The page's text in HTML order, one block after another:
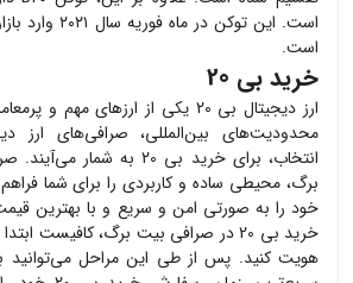
است. این توکن در
است.
خرید بی 20
ارز دیجیتال بی 20
یکی از ارزهای مهم و
محدودیت‌های بین‌المللی، صرافی‌های ارز
انتخاب، برای خرید بی 20
به شمار می‌آیند.
برگ، محیطی ساده و کاربردی را برای شما فراهم
خود را به صورتی امن و سریع و با بهترین
خرید بی 20
در صرافی بیت برگ، کافیست
هویت کنید. پس از طی این مراحل می‌توانید